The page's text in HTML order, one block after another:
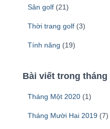
Sân golf (21)
Thời trang golf (3)
Tính năng (19)
Bài viết trong tháng
Tháng Một 2020 (1)
Tháng Mười Hai 2019 (7)